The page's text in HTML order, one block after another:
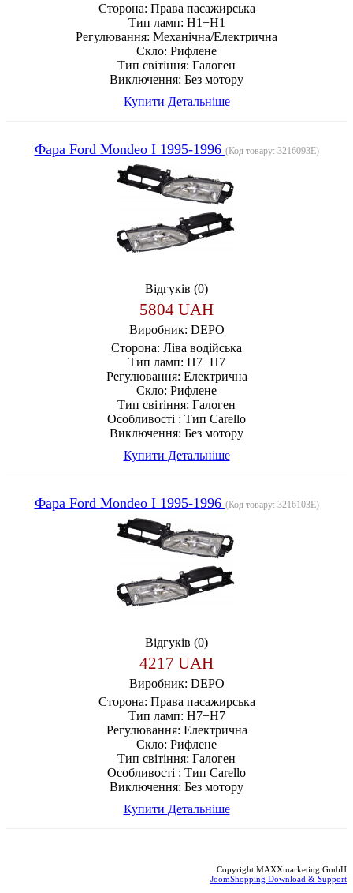
Сторона: Права пасажирська
Тип ламп: H1+H1
Регулювання: Механічна/Електрична
Скло: Рифлене
Тип світіння: Галоген
Виключення: Без мотору
Купити Детальніше
Фара Ford Mondeo I 1995-1996 (Код товару: 3216093E)
Відгуків (0)
5804 UAH
Виробник: DEPO
Сторона: Ліва водійська
Тип ламп: H7+H7
Регулювання: Електрична
Скло: Рифлене
Тип світіння: Галоген
Особливості : Тип Carello
Виключення: Без мотору
Купити Детальніше
Фара Ford Mondeo I 1995-1996 (Код товару: 3216103E)
Відгуків (0)
4217 UAH
Виробник: DEPO
Сторона: Права пасажирська
Тип ламп: H7+H7
Регулювання: Електрична
Скло: Рифлене
Тип світіння: Галоген
Особливості : Тип Carello
Виключення: Без мотору
Купити Детальніше
Copyright MAXXmarketing GmbH
JoomShopping Download & Support